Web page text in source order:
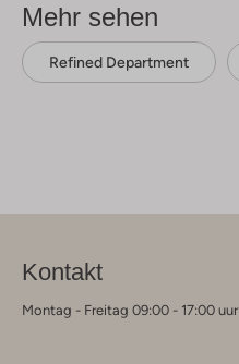
Mehr sehen
Refined Department
Kontakt
Montag - Freitag 09:00 - 17:00 uur